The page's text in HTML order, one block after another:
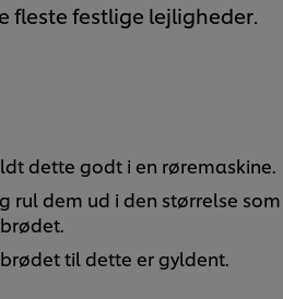
fleste festlige lejligheder.
dette godt i en røremaskine.
rul dem ud i den størrelse
til dette er gyldent.